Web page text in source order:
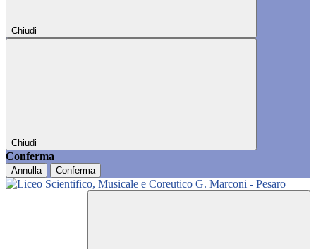
Chiudi
Chiudi
Conferma
Annulla Conferma